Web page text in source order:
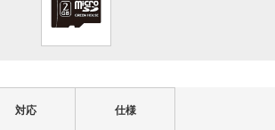
対応 仕様